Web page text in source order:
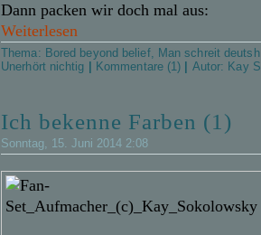
Dann packen wir doch mal aus:
Weiterlesen
Thema: Bored beyond belief, Man schreit deutsh
Unerhört nichtig
Kommentare (1) Autor: Kay
Ich bekenne Farben (1)
Sonntag, 15. Juni 2014 2:08